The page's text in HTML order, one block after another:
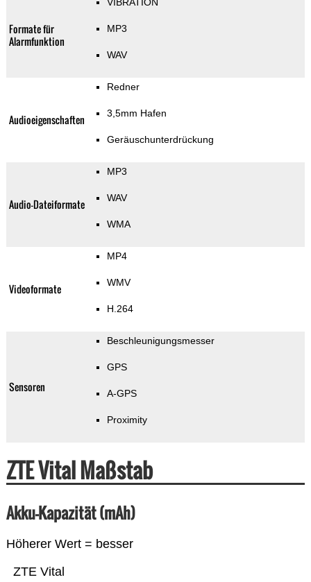
Formate für
Alarmfunktion
MP3
WAV
Audioeigenschaften
Redner
3,5mm Hafen
Geräuschunterdrückung
Audio-Dateiformate
MP3
WAV
WMA
Videoformate
MP4
WMV
H.264
Sensoren
Beschleunigungsmesser
GPS
A-GPS
Proximity
ZTE Vital Maßstab
Akku-Kapazität (mAh)
Höherer Wert = besser
ZTE Vital